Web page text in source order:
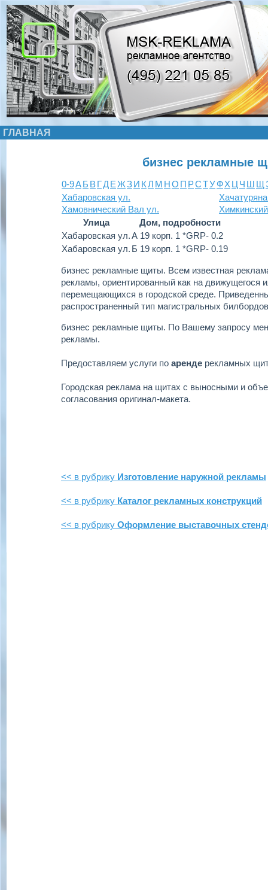
ГЛАВНАЯ
бизнес рекламные
0-9АБ ВГДЕЖЗИ КЛ М НО П РСТУФХ Ц Ч Ш Щ
Хабаровская ул.
Хамовнический Вал ул.
Улица
Дом, подробности
Хабаровская ул.А 19 корп. 1 *GRP- 0.2
Хабаровская ул. Б 19 корп. 1 *GRP- 0.19
бизнес рекламные щиты. Всем известная
рекламы, ориентированный как на движущегося
перемещающихся в городской среде.
распространенный тип магистральных
бизнес рекламные щиты. По Вашему запросу
рекламы.
Предоставляем услуги по аренде рекламных
Городская реклама на щитах с выносными и
согласования оригинал-макета.
<< в рубрику Изготовление наружной рекламы
<< в рубрику Каталог рекламных конструкций
<< в рубрику Оформление выставочных